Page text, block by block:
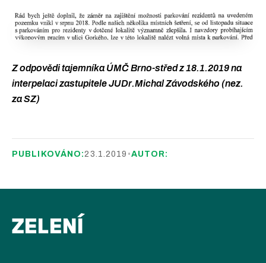
Z odpovědi tajemníka ÚMČ Brno-střed z 18.1.2019 na
interpelaci zastupitele JUDr.Michal Závodského (nez.
za SZ)
PUBLIKOVÁNO:23.1.2019 •AUTOR:
ZELENÍ